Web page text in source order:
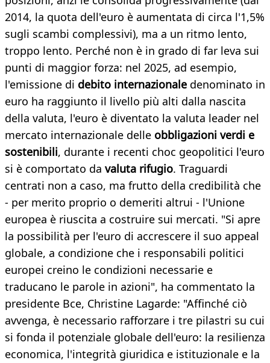
2014, la quota dell'euro è aumentata di circa l'1,5%
sugli scambi complessivi), ma a un ritmo lento,
troppo lento. Perché non è in grado di far leva sui
punti di maggior forza: nel 2025, ad esempio,
l'emissione di debito internazionale denominato in
euro ha raggiunto il livello più alti dalla nascita
della valuta, l'euro è diventato la valuta leader nel
mercato internazionale delle obbligazioni verdi e
sostenibili, durante i recenti choc geopolitici l'euro
si è comportato da valuta rifugio. Traguardi
centrati non a caso, ma frutto della credibilità che
- per merito proprio o demeriti altrui - l'Unione
europea è riuscita a costruire sui mercati. "Si apre
la possibilità per l'euro di accrescere il suo appeal
globale, a condizione che i responsabili politici
europei creino le condizioni necessarie e
traducano le parole in azioni", ha commentato la
presidente Bce, Christine Lagarde: "Affinché ciò
avvenga, è necessario rafforzare i tre pilastri su cui
si fonda il potenziale globale dell'euro: la resilienza
economica, l'integrità giuridica e istituzionale e la